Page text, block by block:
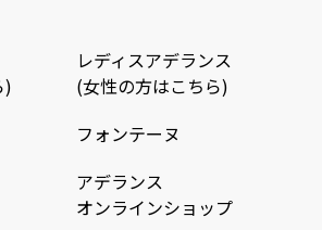
)
レディスアデランス
(女性の方はこちら)
フォンテーヌ
アデランス
オンラインショップ